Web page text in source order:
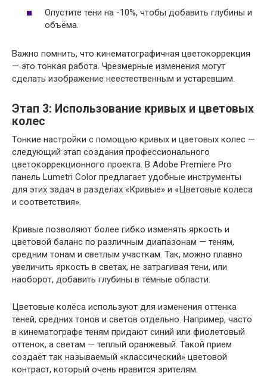
Опустите тени на -10%, чтобы добавить глубины и
объёма.
Важно помнить, что кинематографичная цветокоррекция
— это тонкая работа. Чрезмерные изменения могут
сделать изображение неестественным и устаревшим.
Этап 3: Использование кривых и цветовых
колес
Тонкие настройки с помощью кривых и цветовых колес —
следующий этап создания профессионального
цветокоррекционного проекта. В Adobe Premiere Pro
панель Lumetri Color предлагает удобные инструменты
для этих задач в разделах «Кривые» и «Цветовые колеса
и соответствия».
Кривые позволяют более гибко изменять яркость и
цветовой баланс по различным диапазонам — теням,
средним тонам и светлым участкам. Так, можно плавно
увеличить яркость в светах, не затрагивая тени, или
наоборот, добавить глубины в тёмные области.
Цветовые колёса используют для изменения оттенка
теней, средних тонов и светов отдельно. Например, часто
в кинематографе теням придают синий или фиолетовый
оттенок, а светам — теплый оранжевый. Такой прием
создаёт так называемый «классический» цветовой
контраст, который очень нравится зрителям.